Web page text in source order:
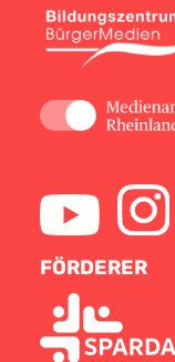
FÖRDERER